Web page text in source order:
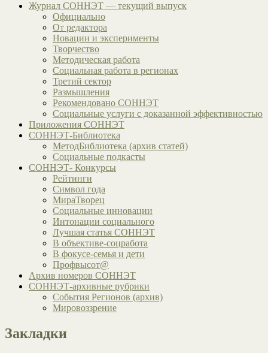
Журнал СОННЭТ — текущий выпуск
Официально
От редактора
Новации и эксперименты
Творчество
Методическая работа
Социальная работа в регионах
Третий сектор
Размышления
Рекомендовано СОННЭТ
Социальные услуги с доказанной эффективностью
Приложения СОННЭТ
СОННЭТ-Библиотека
МетодБиблиотека (архив статей)
Социальные подкасты
СОННЭТ- Конкурсы
Рейтинги
Символ года
МираТворец
Социальные инновации
Интонации социального
Лучшая статья СОННЭТ
В объективе-соцработа
В фокусе-семья и дети
Профвысот@
Архив номеров СОННЭТ
СОННЭТ-архивные рубрики
События Регионов (архив)
Мировоззрение
Закладки